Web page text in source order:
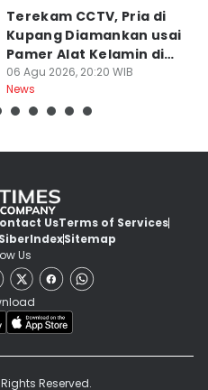
Terekam CCTV, Pria di
Kupang Diamankan usai
Pamer Alat Kelamin di
Kios
06 Agu 2026, 20:20 WIB
News
UsTerms of Services
IndexSitemap
Us
Reserved.